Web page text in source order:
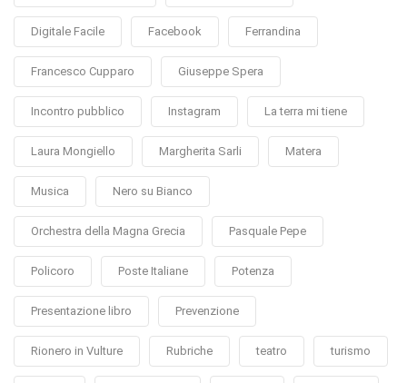
Digitale Facile Facebook Ferrandina
Francesco Cupparo Giuseppe Spera
Incontro pubblico Instagram La terra mi tiene
Laura Mongiello Margherita Sarli Matera
Musica Nero su Bianco
Orchestra della Magna Grecia Pasquale Pepe
Policoro Poste Italiane Potenza
Presentazione libro Prevenzione
Rionero in Vulture Rubriche teatro turismo